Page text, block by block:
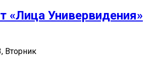
«Лица Универвидения»
Вторник